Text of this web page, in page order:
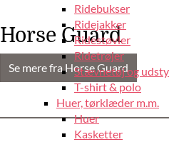
Ridebukser
Ridejakker
Ridestøvler
Ridetrøjer
Stævnetøj og
T-shirt & polo
Huer, tørklæder m.m.
Huer
Kasketter
Horse Guard
Se mere fra Horse Guard